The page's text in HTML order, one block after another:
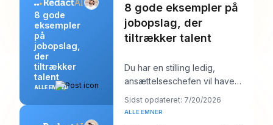
8 gode
eksempler
på
jobopslag,
der
tiltrækker
talent
ALLE EMNER
8 gode eksempler på
jobopslag, der
tiltrækker talent
Du har en stilling ledig,
ansættelseschefen vil have
“stærke kandidater inden
næste uge,” og din job
Sidst opdateret: 7/20/2026
ALLE EMNER